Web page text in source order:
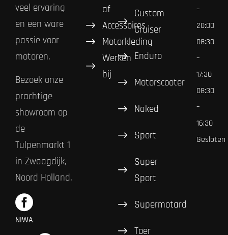
veel ervaring
en een ware
passie voor
motoren.
Bezoek onze
prachtige
showroom op
de
Tulpenmarkt 1
in Zwaagdijk,
Noord Holland.
NIWA
af
Accessoires
Motorkleding
Werken
bij
Custom
Cruiser
Enduro
Motorscooter
Naked
Sport
Super
Sport
Supermotard
Toer
–
20:00
08:30
–
17:30
08:30
–
16:30
Gesloten